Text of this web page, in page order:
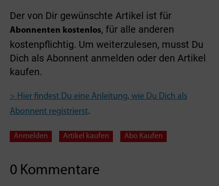
Der von Dir gewünschte Artikel ist für
Abonnenten kostenlos, für alle anderen
kostenpflichtig. Um weiterzulesen, musst Du
Dich als Abonnent anmelden oder den Artikel
kaufen.
> Hier findest Du eine Anleitung, wie Du Dich als
Abonnent registrierst.
Anmelden Artikel kaufen Abo Kaufen
0 Kommentare